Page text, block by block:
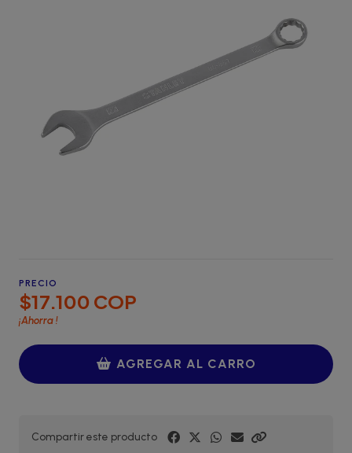
PRECIO
$17.100 COP
¡Ahorra!
AGREGAR AL CARRO
Compartir este producto